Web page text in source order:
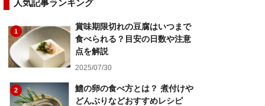
人気記事ランキング
1
賞味期限切れの豆腐はいつまで
食べられる？目安の日数や注意
点を解説
2025/07/30
2
鱧の卵の食べ方とは？ 煮付けや
どんぶりなどおすすめレシピ